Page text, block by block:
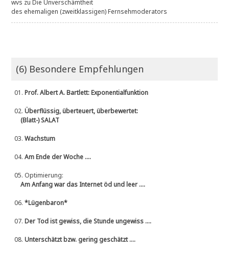
wvs zuDie Unverschämtheit
des ehemaligen (zweitklassigen) Fernsehmoderators
(6) Besondere Empfehlungen
01.Prof. Albert A. Bartlett: Exponentialfunktion
02.Überflüssig, überteuert, überbewertet:
(Blatt-) SALAT
03.Wachstum
04.Am Ende der Woche ....
05. Optimierung:
Am Anfang war das Internet öd und leer ....
06.*Lügenbaron*
07.Der Tod ist gewiss, die Stunde ungewiss ....
08.Unterschätzt bzw. gering geschätzt ....